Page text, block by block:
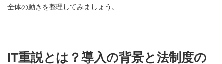
全体の動きを整理してみましょう。
IT重説とは？導入の背景と法制度の